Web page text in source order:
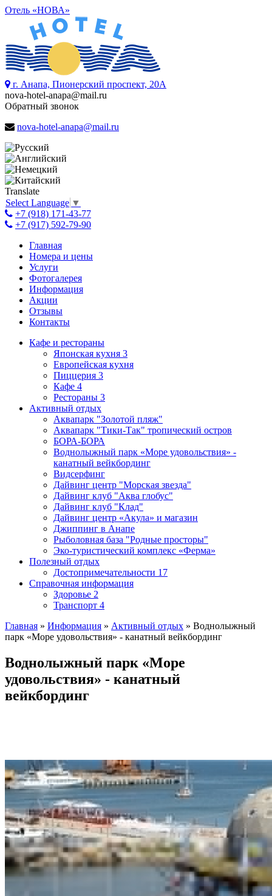
Отель «НОВА»
г. Анапа, Пионерский проспект, 20А
nova-hotel-anapa@mail.ru
Обратный звонок
nova-hotel-anapa@mail.ru
Translate
Select Language ▼
+7 (918) 171-43-77
+7 (917) 592-79-90
Главная
Номера и цены
Услуги
Фотогалерея
Информация
Акции
Отзывы
Контакты
Кафе и рестораны
Японская кухня 3
Европейская кухня
Пиццерия 3
Кафе 4
Рестораны 3
Активный отдых
Аквапарк "Золотой пляж"
Аквапарк "Тики-Так" тропический остров
БОРА-БОРА
Воднолыжный парк «Море удовольствия» -
канатный вейкбординг
Видсерфинг
Дайвинг центр "Морская звезда"
Дайвинг клуб "Аква глобус"
Дайвинг клуб "Клад"
Дайвинг центр «Акула» и магазин
Джиппинг в Анапе
Рыболовная база "Родные просторы"
Эко-туристический комплекс «Ферма»
Полезный отдых
Достопримечательности 17
Справочная информация
Здоровье 2
Транспорт 4
Главная » Информация » Активный отдых » Воднолыжный
парк «Море удовольствия» - канатный вейкбординг
Воднолыжный парк «Море
удовольствия» - канатный
вейкбординг